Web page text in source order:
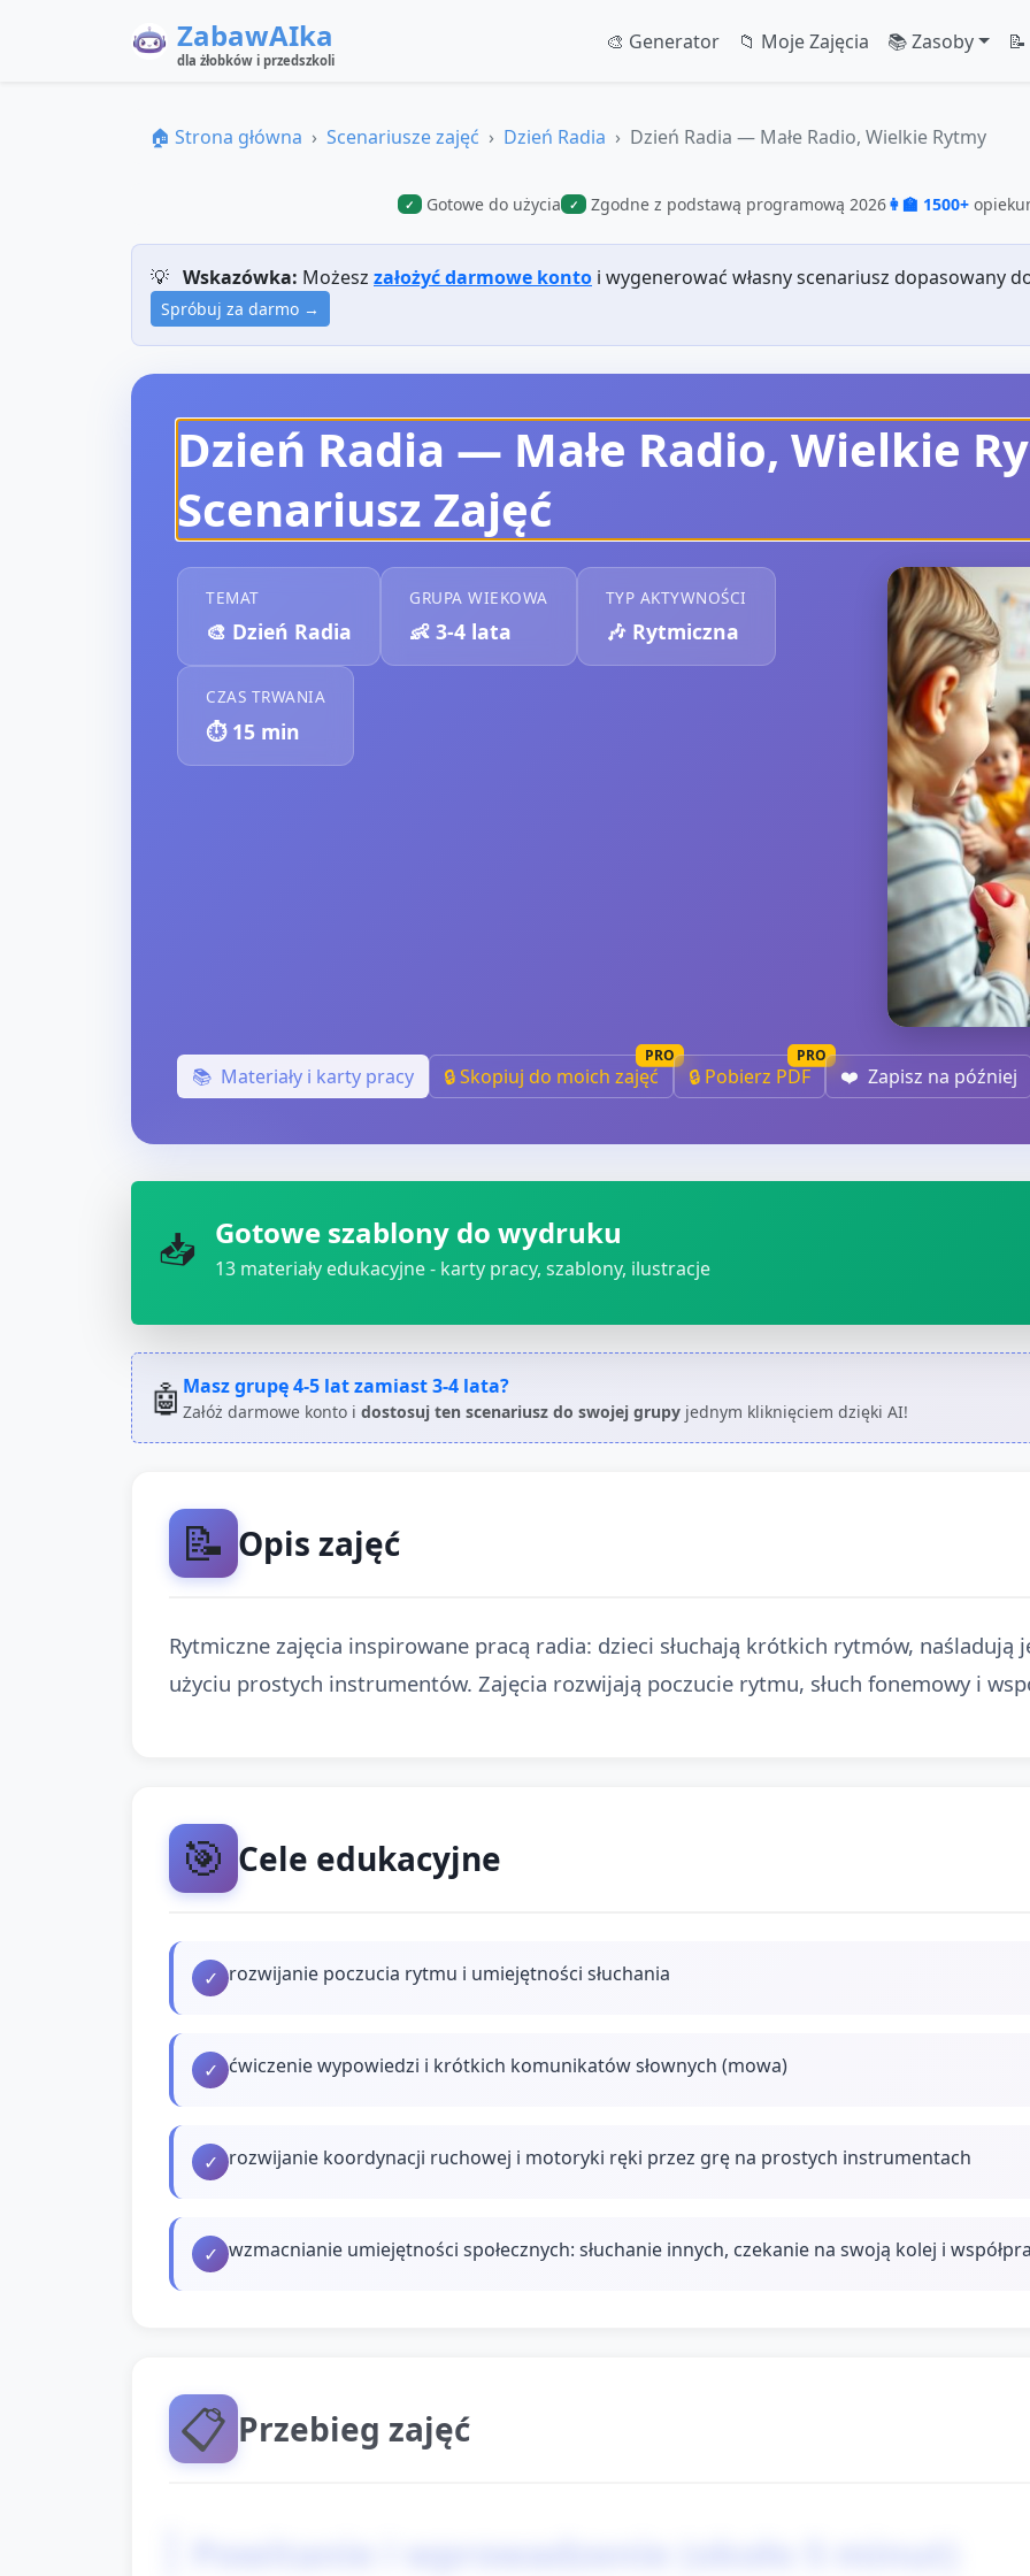
ZabawAIka
dla żłobków i przedszkoli
🎨 Generator 📁 Moje Zajęcia 📚 Zasoby
🏠 Strona główna Scenariusze zajęć Dzień Radia Dzień Radia — Małe Radio, Wielkie Rytmy
✓ Gotowe do użycia ✓ Zgodne z podstawą programową 2026👩‍🏫 1500+
💡 Wskazówka: Możesz założyć darmowe konto i wygenerować własny scenariusz dopasowany
Spróbuj za darmo →
Dzień Radia — Małe Radio, Wielkie
Scenariusz Zajęć
TEMAT
🎨 Dzień Radia
GRUPA WIEKOWA
👶 3-4 lata
TYP AKTYWNOŚCI
🎶 Rytmiczna
CZAS TRWANIA
⏱️ 15 min
📚 Materiały i karty pracy 🔒 Skopiuj do moich zajęć
PRO
🔒 Pobierz PDF
PRO
❤️ Zapisz na później
📥 Gotowe szablony do wydruku
13 materiały edukacyjne - karty pracy, szablony, ilustracje
🤖Masz grupę4-5 latzamiast3-4 lata?
Załóż darmowe konto i dostosuj ten scenariusz do swojej grupy jednym kliknięciem dzięki AI!
📝 Opis zajęć
Rytmiczne zajęcia inspirowane pracą radia: dzieci słuchają krótkich rytmów, naśladują
użyciu prostych instrumentów. Zajęcia rozwijają poczucie rytmu, słuch fonemowy i
🎯 Cele edukacyjne
✓ rozwijanie poczucia rytmu i umiejętności słuchania
✓ ćwiczenie wypowiedzi i krótkich komunikatów słownych (mowa)
✓ rozwijanie koordynacji ruchowej i motoryki ręki przez grę na prostych instrumentach
✓ wzmacnianie umiejętności społecznych: słuchanie innych, czekanie na swoją kolej i
📋 Przebieg zajęć